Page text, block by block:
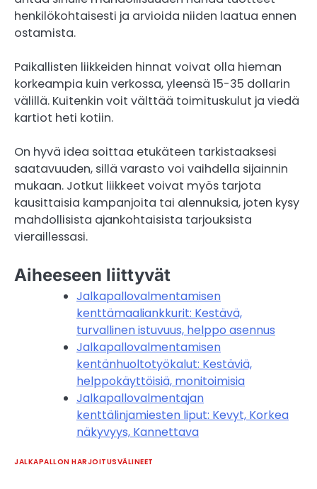
henkilökohtaisesti ja arvioida niiden laatua ennen
ostamista.
Paikallisten liikkeiden hinnat voivat olla hieman
korkeampia kuin verkossa, yleensä 15-35 dollarin
välillä. Kuitenkin voit välttää toimituskulut ja viedä
kartiot heti kotiin.
On hyvä idea soittaa etukäteen tarkistaaksesi
saatavuuden, sillä varasto voi vaihdella sijainnin
mukaan. Jotkut liikkeet voivat myös tarjota
kausittaisia kampanjoita tai alennuksia, joten kysy
mahdollisista ajankohtaisista tarjouksista
vieraillessasi.
Aiheeseen liittyvät
Jalkapallovalmentamisen
kenttämaaliankkurit: Kestävä,
turvallinen istuvuus, helppo asennus
Jalkapallovalmentamisen
kentänhuoltotyökalut: Kestäviä,
helppokäyttöisiä, monitoimisia
Jalkapallovalmentajan
kenttälinjamiesten liput: Kevyt, Korkea
näkyvyys, Kannettava
JALKAPALLON HARJOITUSVÄLINEET